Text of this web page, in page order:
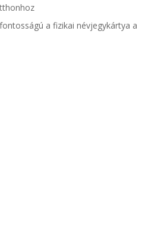
a fizikai névjegykártya a